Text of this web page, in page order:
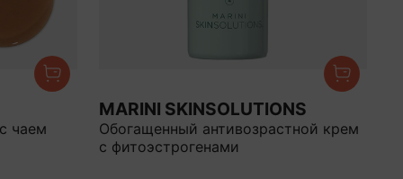
чаем
MARINI SKINSOLUTIONS
Обогащенный антивозрастной крем
с фитоэстрогенами